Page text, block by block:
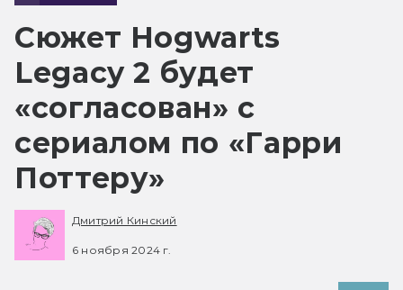
Сюжет Hogwarts
Legacy 2 будет
«согласован» с
сериалом по «Гарри
Поттеру»
Дмитрий Кинский
6 ноября 2024 г.